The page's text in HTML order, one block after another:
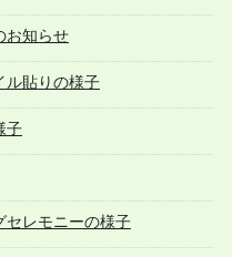
お知らせ
ル貼りの様子
子
セレモニーの様子